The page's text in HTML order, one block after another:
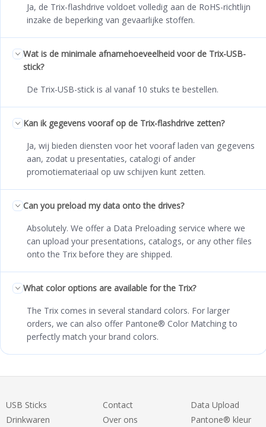
Ja, de Trix-flashdrive voldoet volledig aan de RoHS-richtlijn
inzake de beperking van gevaarlijke stoffen.
Wat is de minimale afnamehoeveelheid voor de Trix-USB-
stick?
De Trix-USB-stick is al vanaf 10 stuks te bestellen.
Kan ik gegevens vooraf op de Trix-flashdrive zetten?
Ja, wij bieden diensten voor het vooraf laden van gegevens
aan, zodat u presentaties, catalogi of ander
promotiemateriaal op uw schijven kunt zetten.
Can you preload my data onto the drives?
Absolutely. We offer a Data Preloading service where we
can upload your presentations, catalogs, or any other files
onto the Trix before they are shipped.
What color options are available for the Trix?
The Trix comes in several standard colors. For larger
orders, we can also offer Pantone® Color Matching to
perfectly match your brand colors.
USB Sticks
Drinkwaren
Contact
Over ons
Data Upload
Pantone® kleur